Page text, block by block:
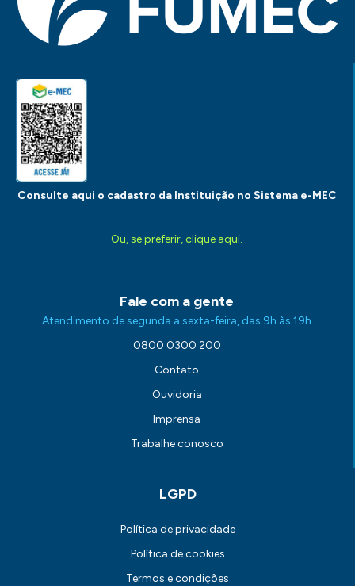
Consulte aqui o cadastro da Instituição no Sistema e-MEC
Ou, se preferir, clique aqui.
Fale com a gente
Atendimento de segunda a sexta-feira, das 9h às 19h
0800 0300 200
Contato
Ouvidoria
Imprensa
Trabalhe conosco
LGPD
Política de privacidade
Política de cookies
Termos e condições